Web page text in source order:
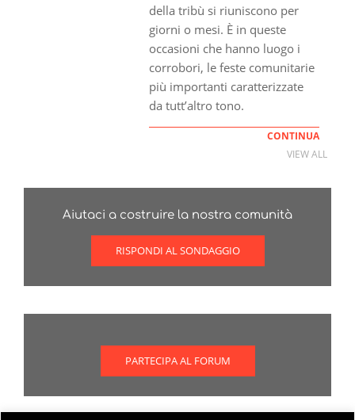
della tribù si riuniscono per
giorni o mesi. È in queste
occasioni che hanno luogo i
corrobori, le feste comunitarie
più importanti caratterizzate
da tutt’altro tono.
CONTINUA
VIEW ALL
Aiutaci a costruire la nostra comunità
RISPONDI AL SONDAGGIO
PARTECIPA AL FORUM